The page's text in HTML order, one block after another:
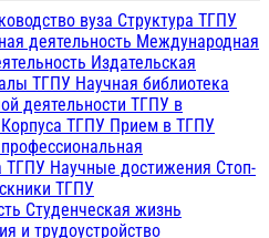
вуза Структура ТГПУ
деятельность Международная
Издательская
ТГПУ Научная библиотека
деятельности ТГПУ в
Корпуса ТГПУ Прием в ТГПУ
ТГПУ Научные достижения Стоп-
ТГПУ
Студенческая жизнь
и трудоустройство